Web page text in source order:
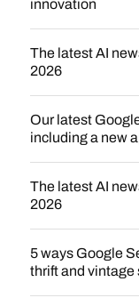
innovation
The latest AI
2026
Our latest
including a new
The latest AI
2026
5 ways Google
thrift and vintage